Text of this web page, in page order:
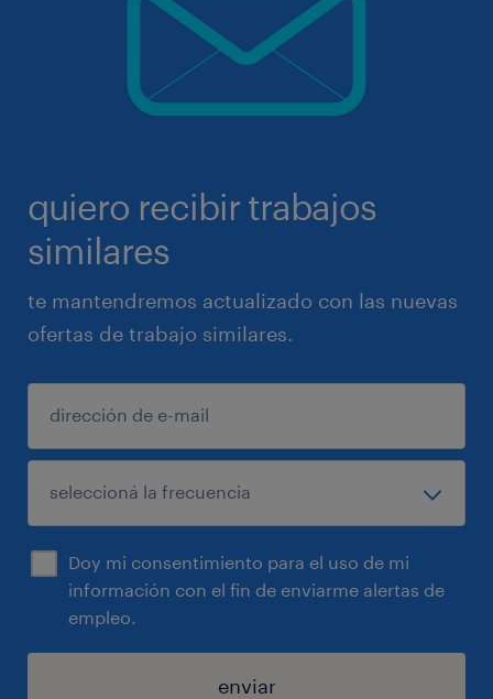
quiero recibir trabajos
similares
te mantendremos actualizado con las nuevas
ofertas de trabajo similares.
Doy mi consentimiento para el uso de mi
información con el fin de enviarme alertas de
empleo.
enviar